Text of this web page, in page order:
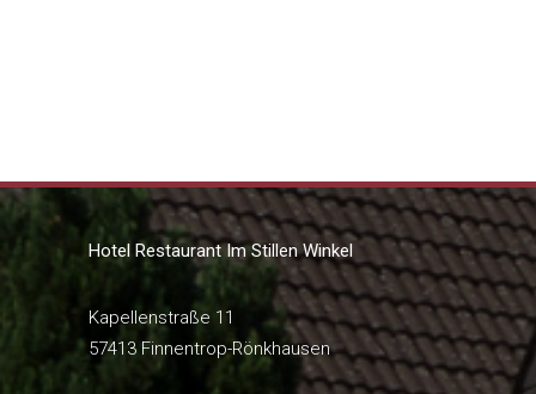
Hotel Restaurant Im Stillen Winkel
Kapellenstraße 11
57413 Finnentrop-Rönkhausen